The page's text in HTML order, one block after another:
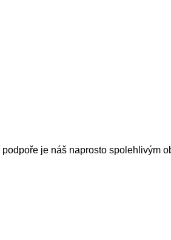
je náš naprosto spolehlivým